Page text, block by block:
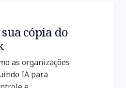
cópia do
as organizações
IA para